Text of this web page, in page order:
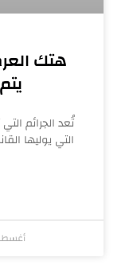
هتك
تُعد الجرائم
التي يوليها
أغسطس 7,